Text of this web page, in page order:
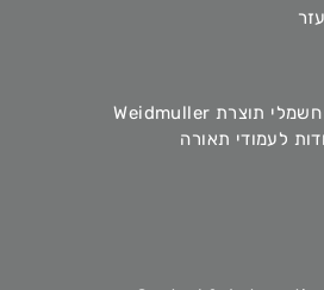
עמדות טעינה לרכב חשמלי תוצרת Weidmuller
לעמודי תאורה